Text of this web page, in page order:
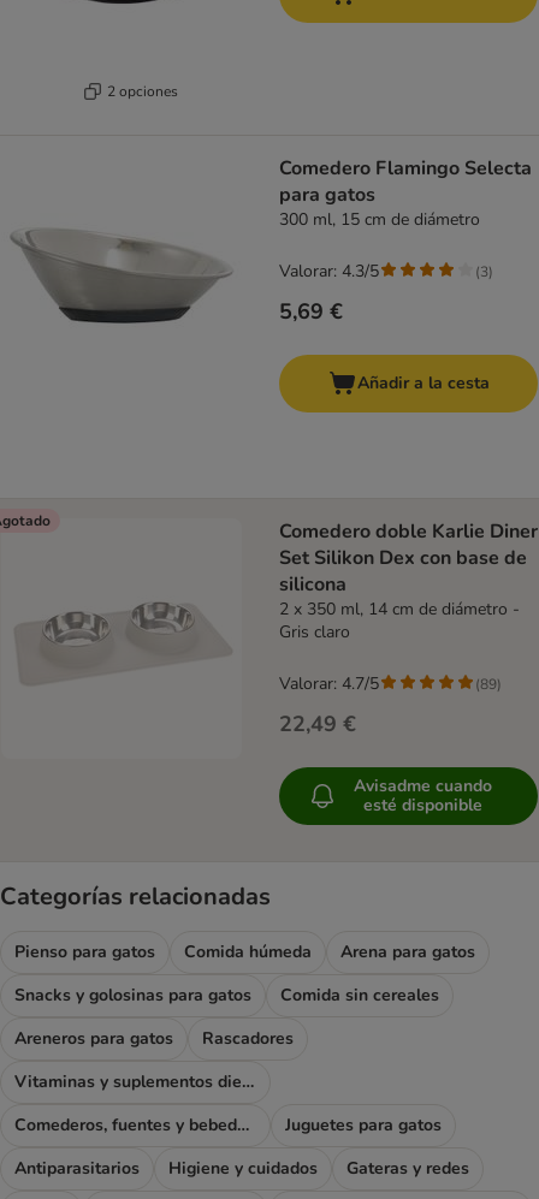
2 opciones
Comedero Flamingo Selecta
para gatos
300 ml, 15 cm de diámetro
5,69 €
Valorar: 4.3/5 (3)
Añadir a la cesta
Comedero doble Karlie Diner
Set Silikon Dex con base de
silicona
2 x 350 ml, 14 cm de diámetro -
Gris claro
22,49 €
Valorar: 4.7/5 (89)
Avisadme cuando
esté disponible
Categorías relacionadas
Pienso para gatos Comida húmeda
Arena para gatos
Snacks y golosinas para gatos
Comida sin cereales
Areneros para gatos
Rascadores
Vitaminas y suplementos dietéticos
Comederos, fuentes y bebederos
Juguetes para gatos
Antiparasitarios
Higiene y cuidados
Gateras y redes